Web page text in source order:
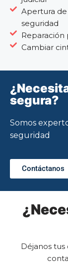
Apertura de
seguridad
Reparación
Cambiar
segura?
Somos
seguridad
Contáctanos
Déjanos